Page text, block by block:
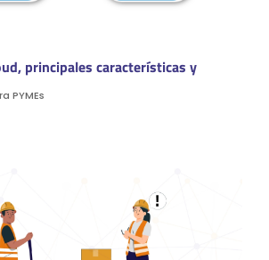
principales características y
PYMEs